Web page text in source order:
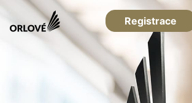
Registrace